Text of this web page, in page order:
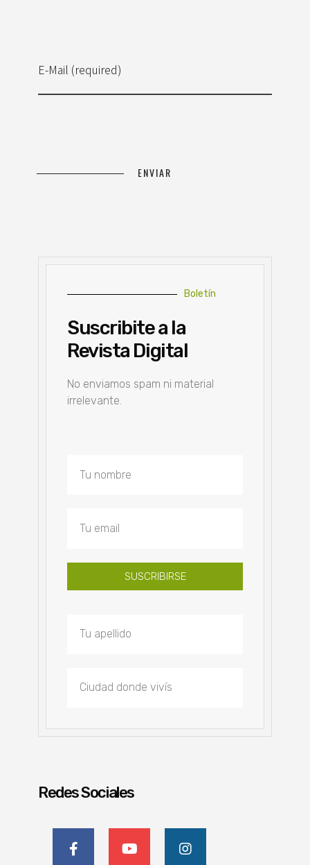
E-Mail (required)
Boletín
Suscribite a la
Revista Digital
No enviamos spam ni material
irrelevante.
SUSCRIBIRSE
Redes Sociales